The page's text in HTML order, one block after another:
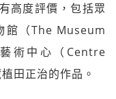
高度評價，包括眾
館（The Museum
術中心（Centre
田正治的作品。